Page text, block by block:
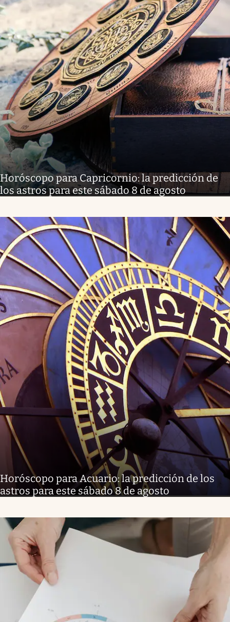
Horóscopo para Capricornio: la predicción de
los astros para este sábado 8 de agosto
Horóscopo para Acuario: la predicción de los
astros para este sábado 8 de agosto